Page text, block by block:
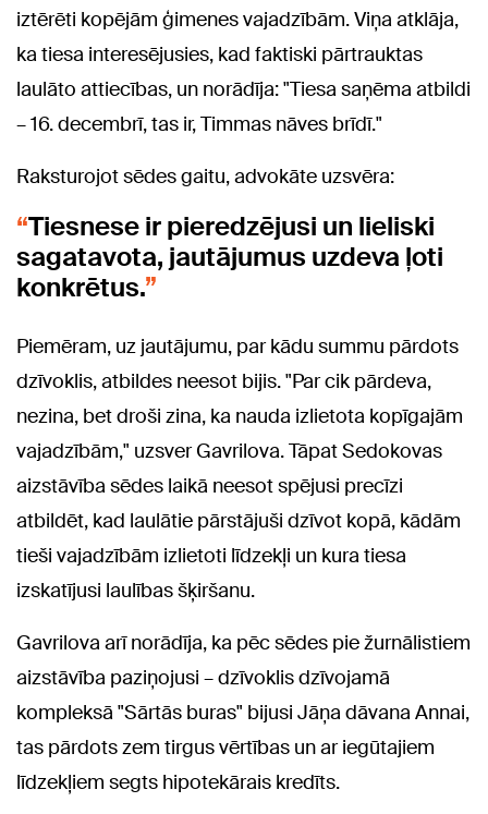
iztērēti kopējām ģimenes vajadzībām. Viņa atklāja,
ka tiesa interesējusies, kad faktiski pārtrauktas
laulāto attiecības, un norādīja: "Tiesa saņēma atbildi
– 16. decembrī, tas ir, Timmas nāves brīdī."
Raksturojot sēdes gaitu, advokāte uzsvēra:
Tiesnese ir pieredzējusi un lieliski
sagatavota, jautājumus uzdeva ļoti
konkrētus.
Piemēram, uz jautājumu, par kādu summu pārdots
dzīvoklis, atbildes neesot bijis. "Par cik pārdeva,
nezina, bet droši zina, ka nauda izlietota kopīgajām
vajadzībām," uzsver Gavrilova. Tāpat Sedokovas
aizstāvība sēdes laikā neesot spējusi precīzi
atbildēt, kad laulātie pārstājuši dzīvot kopā, kādām
tieši vajadzībām izlietoti līdzekļi un kura tiesa
izskatījusi laulības šķiršanu.
Gavrilova arī norādīja, ka pēc sēdes pie žurnālistiem
aizstāvība paziņojusi – dzīvoklis dzīvojamā
kompleksā "Sārtās buras" bijusi Jāņa dāvana Annai,
tas pārdots zem tirgus vērtības un ar iegūtajiem
līdzekļiem segts hipotekārais kredīts.